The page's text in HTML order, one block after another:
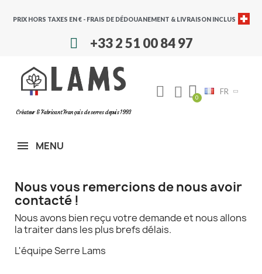
PRIX HORS TAXES EN € - FRAIS DE DÉDOUANEMENT & LIVRAISON INCLUS
+33 2 51 00 84 97
Créateur & Fabricant Français de serres depuis 1993
FR
MENU
Nous vous remercions de nous avoir
contacté !
Nous avons bien reçu votre demande et nous allons
la traiter dans les plus brefs délais.
L'équipe Serre Lams